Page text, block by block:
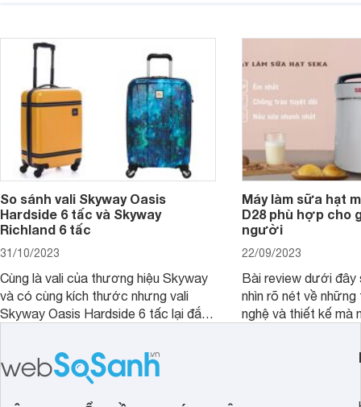
So sánh vali Skyway Oasis
Hardside 6 tấc và Skyway
Richland 6 tấc
31/10/2023
Cùng là vali của thương hiệu Skyway
và có cùng kích thước nhưng vali
Skyway Oasis Hardside 6 tấc lại đắt
triệu đồng.
Máy làm sữa hạt
D28 phù hợp cho
người
22/09/2023
Bài review dưới đây
nhìn rõ nét về những
nghệ và thiết kế mà
thể đưa ra quyết